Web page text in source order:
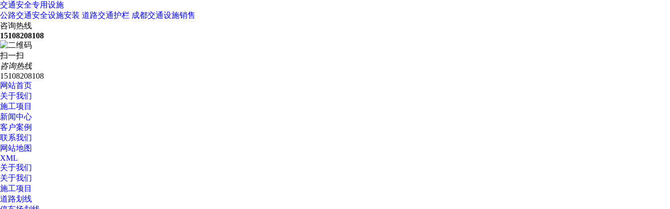
交通安全专用设施
公路交通安全设施安装 道路交通护栏 成都交通设施销售
咨询热线
15108208108
扫一扫
咨询热线
15108208108
网站首页
关于我们
施工项目
新闻中心
客户案例
联系我们
网站地图
XML
关于我们
关于我们
施工项目
道路划线